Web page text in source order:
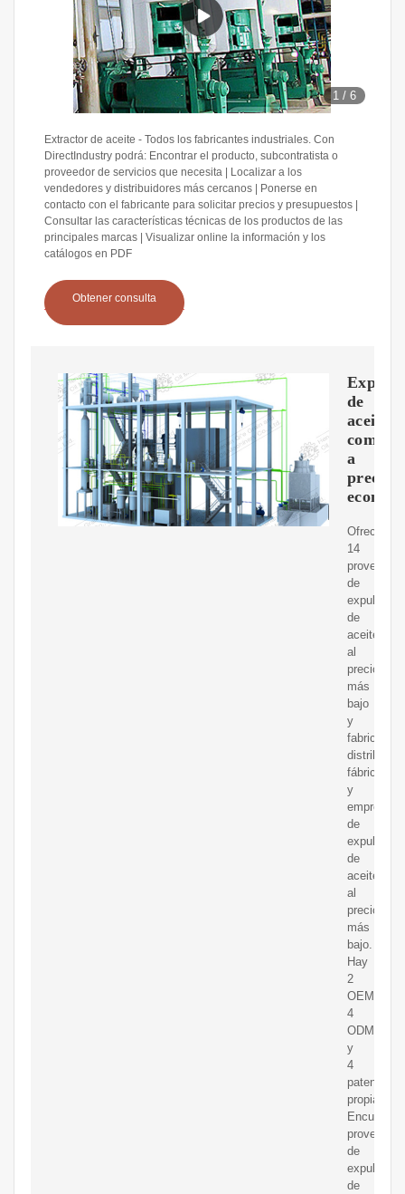
1 /6
Extractor de aceite - Todos los fabricantes industriales. Con
DirectIndustry podrá: Encontrar el producto, subcontratista o
proveedor de servicios que necesita | Localizar a los
vendedores y distribuidores más cercanos | Ponerse en
contacto con el fabricante para solicitar precios y presupuestos |
Consultar las características técnicas de los productos de las
principales marcas | Visualizar online la información y los
catálogos en PDF
Obtener consulta
de
aceite
a
precio
Ofrece
14
de
expulsores
de
aceite
al
precio
más
bajo
y
fábricas
y
empresas
de
expulsores
de
aceite
al
precio
más
bajo.
Hay
2
OEM,
4
ODM
y
4
patentes
propias.
Encuentre
de
expulsores
de